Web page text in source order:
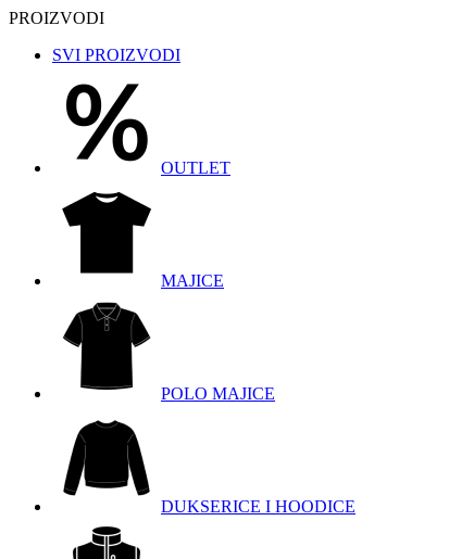
PROIZVODI
SVI PROIZVODI
OUTLET
MAJICE
POLO MAJICE
DUKSERICE I HOODICE